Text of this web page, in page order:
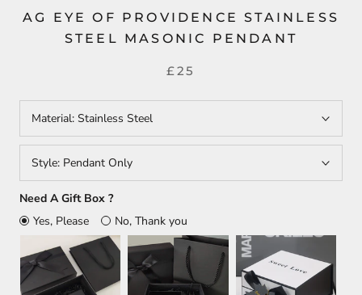
AG EYE OF PROVIDENCE STAINLESS
STEEL MASONIC PENDANT
£25
Material: Stainless Steel
Style: Pendant Only
Need A Gift Box ?
Yes, Please
No, Thank you